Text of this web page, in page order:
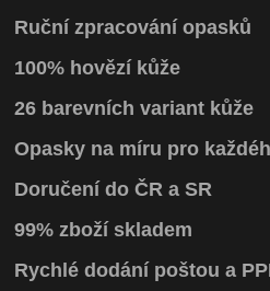
Ruční zpracování opasků
100% hovězí kůže
26 barevních variant kůže
Opasky na míru pro
Doručení do ČR a SR
99% zboží skladem
Rychlé dodání poštou a